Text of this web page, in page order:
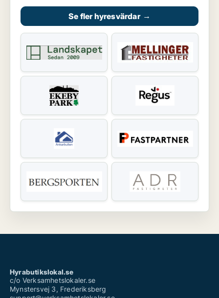
Se fler hyresvärdar →
Hyrabutikslokal.se
c/o Verksamhetslokaler.se
Mynstersvej 3, Frederiksberg